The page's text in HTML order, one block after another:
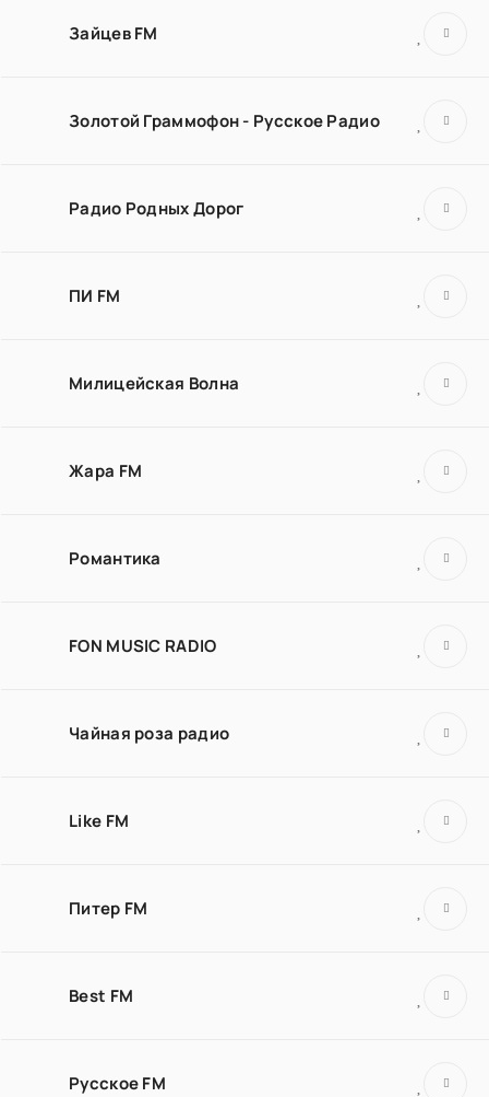
Зайцев FM
Золотой Граммофон - Русское Радио
Радио Родных Дорог
ПИ FM
Милицейская Волна
Жара FM
Романтика
FON MUSIC RADIO
Чайная роза радио
Like FM
Питер FM
Best FM
Русское FM